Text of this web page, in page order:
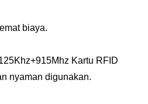
biaya.
Kartu RFID
nyaman digunakan.